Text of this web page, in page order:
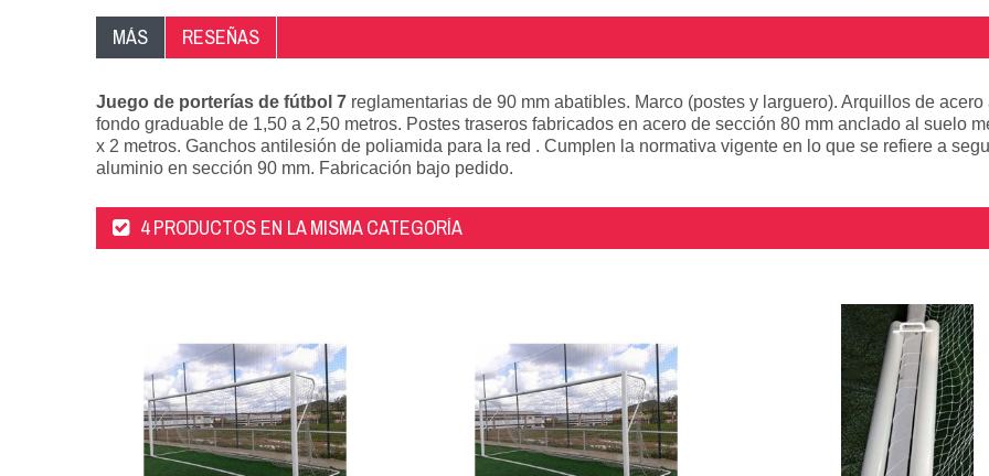
MÁS RESEÑAS
Juego de porterías de fútbol 7 reglamentarias de 90 mm abatibles. Marco (postes y larguero). Arquillos de
fondo graduable de 1,50 a 2,50 metros. Postes traseros fabricados en acero de sección 80 mm anclado al suelo
x 2 metros. Ganchos antilesión de poliamida para la red . Cumplen la normativa vigente en lo que se refiere a
aluminio en sección 90 mm. Fabricación bajo pedido.
4 PRODUCTOS EN LA MISMA CATEGORÍA